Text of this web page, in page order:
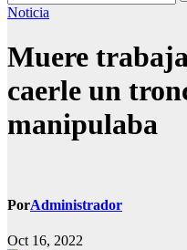
Noticia
Muere
caerle un
manipulaba
PorAdministrador
Oct 16, 2022